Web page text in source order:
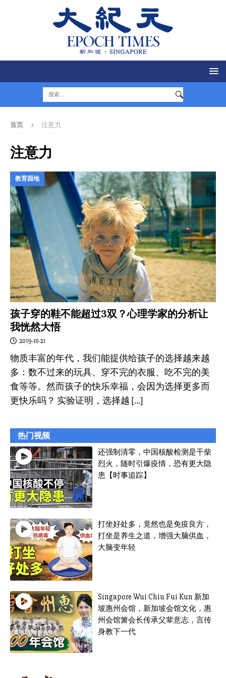
首页 注意力
注意力
教育园地
孩子穿的鞋不能超过3双？心理学家的分析让
我恍然大悟
2019-10-21
物质丰富的年代，我们能提供给孩子的选择越来越
多：数不过来的玩具、穿不完的衣服、吃不完的美
食等等。然而孩子的快乐幸福，会因为选择更多而
更快乐吗？ 实验证明，选择越 […]
热门视频
还强制清零，中国核酸检测是干柴
烈火，随时引爆疫情，恐有更大隐
患【时事追踪】
打坐好处多，竟然也是免疫良方，
打坐是养生之道，增强大脑供血，
大脑变年轻
Singapore Wui Chiu Fui Kun 新加
坡惠州会馆，新加坡会馆文化，惠
州会馆箫会长传承父辈意志，言传
身教下一代